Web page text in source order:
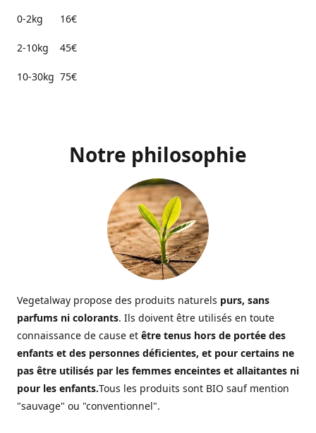
0-2kg 16€
2-10kg 45€
10-30kg 75€
Notre philosophie
Vegetalway propose des produits naturels purs, sans
parfums ni colorants. Ils doivent être utilisés en toute
connaissance de cause et être tenus hors de portée des
enfants et des personnes déficientes, et pour certains ne
pas être utilisés par les femmes enceintes et allaitantes ni
pour les enfants.Tous les produits sont BIO sauf mention
"sauvage" ou "conventionnel".